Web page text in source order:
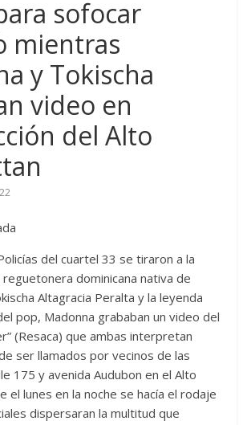
sofocar
mientras
y Tokischa
video en
del Alto
del cuartel 33 se tiraron a la
dominicana nativa de
Altagracia Peralta y la leyenda
pop, Madonna grababan un video del
(Resaca) que ambas interpretan
ser llamados por vecinos de las
175 y avenida Audubon en el Alto
el lunes en la noche se hacía el rodaje
dispersaran la multitud que